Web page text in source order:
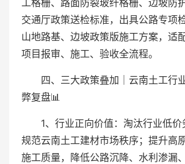
工格栅、路面防裂玻纤格栅、边坡防
交通厅政策送检标准，出具公路专项
山地路基、边坡政策版施工方案，适
项目报审、施工、验收全流程。
四、三大政策叠加｜云南土工行
弊复盘📊
1、行业正向价值：淘汰行业低价
规范云南土工建材市场秩序；提升高
施工质量，降低公路沉降、水利渗漏